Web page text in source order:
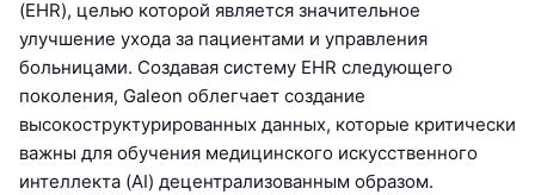
(EHR), целью которой является значительное
улучшение ухода за пациентами и управления
больницами. Создавая систему EHR следующего
поколения, Galeon облегчает создание
высокоструктурированных данных, которые критически
важны для обучения медицинского искусственного
интеллекта (AI) децентрализованным образом.